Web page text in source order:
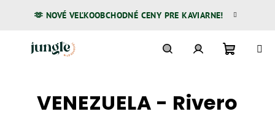
🫶 NOVÉ VEĽKOOBCHODNÉ CENY PRE KAVIARNE!
košík
VENEZUELA - Rivero